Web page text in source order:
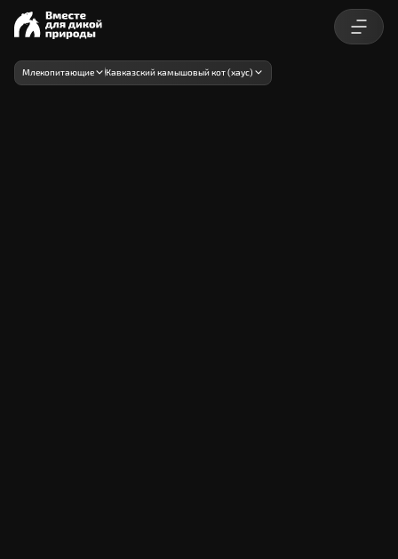
Млекопитающие Кавказский камышовый кот (хаус)